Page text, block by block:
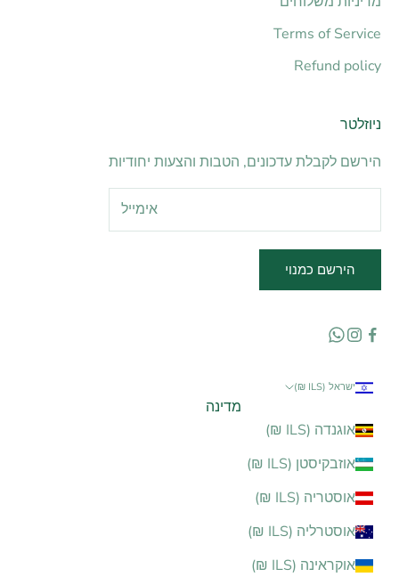
Terms of Service
Refund policy
ניוזלטר
הירשם לקבלת עדכונים, הטבות והצעות יחודיות
הירשם כמנוי
ישראל (ILS ₪)
מדינה
אוגנדה (ILS ₪)
אוזבקיסטן (ILS ₪)
אוסטריה (ILS ₪)
אוסטרליה (ILS ₪)
אוקראינה (ILS ₪)